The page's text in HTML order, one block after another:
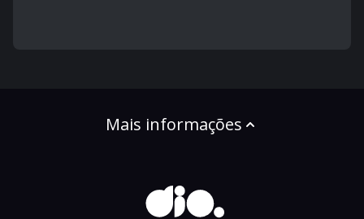
Mais informações